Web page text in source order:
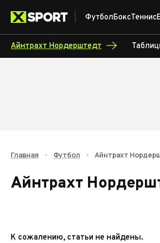
ФутболБоксТеннис
Айнтрахт Нордерштедт
Главная • Футбол • Айнтрахт
Айнтрахт
К сожалению, статьи не найдены.